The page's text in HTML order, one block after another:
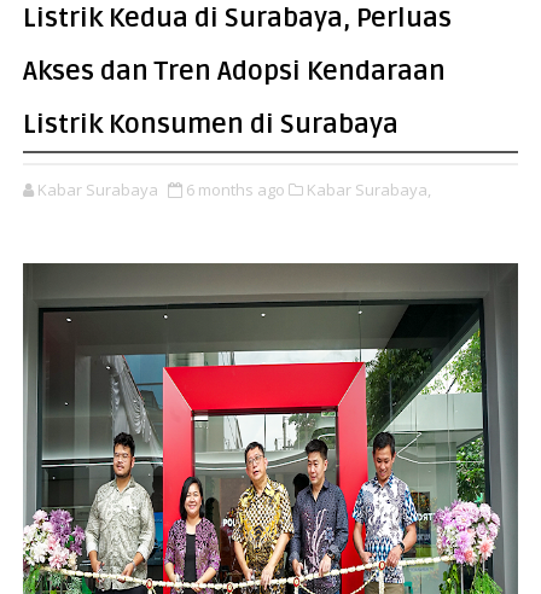
Listrik Kedua di Surabaya, Perluas
Akses dan Tren Adopsi Kendaraan
Listrik Konsumen di Surabaya
Kabar Surabaya 6 months ago Kabar Surabaya,